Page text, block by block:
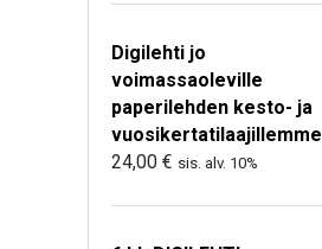
Digilehti jo
voimassaoleville
paperilehden kesto- ja
vuosikertatilaajillemme
24,00 € sis. alv. 10%